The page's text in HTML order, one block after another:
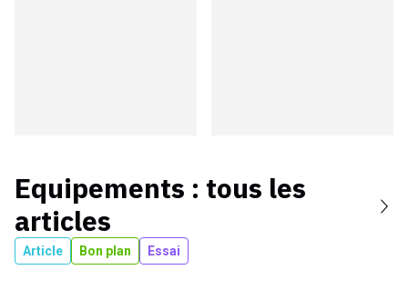
Equipements : tous les
articles
Article Bon plan Essai